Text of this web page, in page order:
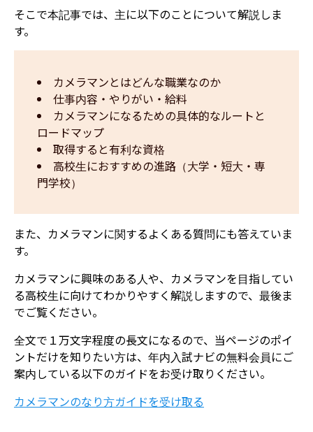
そこで本記事では、主に以下のことについて解説しま
す。
カメラマンとはどんな職業なのか
仕事内容・やりがい・給料
カメラマンになるための具体的なルートと
ロードマップ
取得すると有利な資格
高校生におすすめの進路（大学・短大・専
門学校）
また、カメラマンに関するよくある質問にも答えていま
す。
カメラマンに興味のある人や、カメラマンを目指してい
る高校生に向けてわかりやすく解説しますので、最後ま
でご覧ください。
全文で１万文字程度の長文になるので、当ページのポイ
ントだけを知りたい方は、年内入試ナビの無料会員にご
案内している以下のガイドをお受け取りください。
カメラマンのなり方ガイドを受け取る